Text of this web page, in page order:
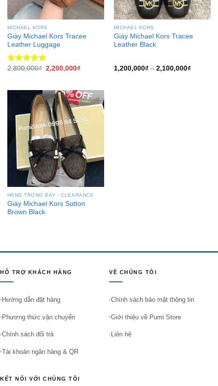
MICHAEL KORS
Giày Michael Kors Tracee
Leather Luggage
Được xếp
2,800,000₫ 2,200,000₫
MICHAEL KORS
Giày Michael Kors Tracee
Leather Black
1,200,000₫– 2,100,000₫
HÀNG TRƯNG BÀY - CLEARANCE
Giày Michael Kors Sutton
Brown Black
HỖ TRỢ KHÁCH HÀNG
Hướng dẫn đặt hàng
Phương thức vận chuyển
Chính sách đổi trả
Tài khoản ngân hàng & QR
VỀ CHÚNG TÔI
Chính sách bảo mật thông tin
Giới thiệu về Pumi Store
Liên hệ
KẾT NỐI VỚI CHÚNG TÔI